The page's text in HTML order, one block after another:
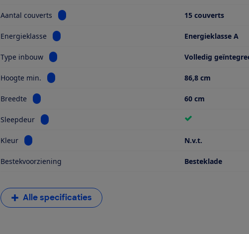
Aantal couverts Bekijk informatie voor Aantal couverts 15 couverts
Energieklasse Bekijk informatie voor Energieklasse Energieklasse A
Type inbouw Bekijk informatie voor Type inbouw Volledig
Hoogte min. Bekijk informatie voor Hoogte min. 86,8 cm
Breedte Bekijk informatie voor Breedte 60 cm
Sleepdeur Bekijk informatie voor Sleepdeur
Kleur Bekijk informatie voor Kleur N.v.t.
Bestekvoorziening Besteklade
Alle specificaties